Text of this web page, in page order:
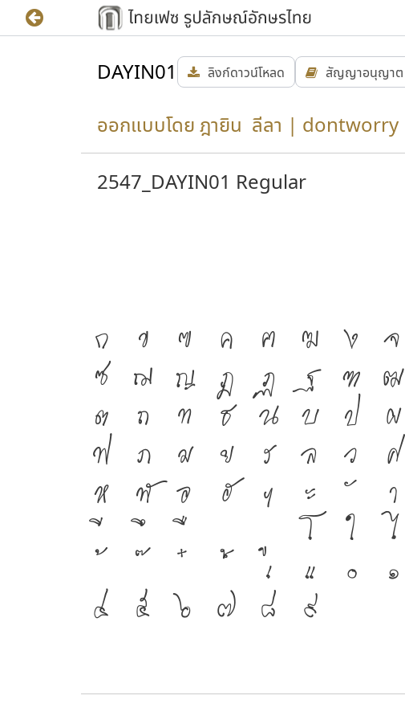
DAYIN01 ลิงก์ดาวน์โหลด สัญญาอนุญาต
ออกแบบโดย ฎายิน ลีลา | dontworry
2547_DAYIN01 Regular
ก ข ฃ ค ฅ ฆ ง จ
ซ
ฌ ญ ฎ ฏ ฐ ฑ ฒ
ต
ถ ท ธ น บ ป ผ
ฟ
ภ ม ย ร ล ว ศ
ห
ฬ อ ฮ ฯ ะ า
โ
ใ
ไ
เ
แ ๐ ๑
๔
๕ ๖ ๗ ๘ ๙